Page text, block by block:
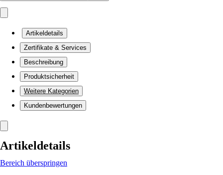
Artikeldetails
Zertifikate & Services
Beschreibung
Produktsicherheit
Weitere Kategorien
Kundenbewertungen
Artikeldetails
Bereich überspringen